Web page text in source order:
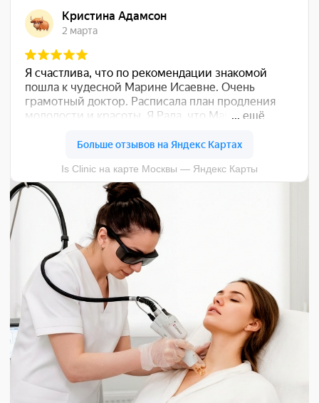
ЦЕНЫ
GENTLELASE PRO-U
(КАНДЕЛА
ДЖЕНТЛЛАЙЗ ПРО-Ю)
Отдельные зоны